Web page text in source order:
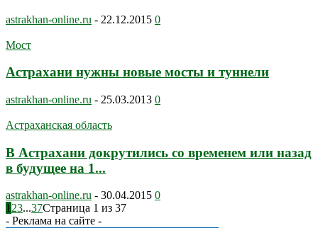
astrakhan-online.ru - 22.12.2015 0
Мост
Астрахани нужны новые мосты и туннели
astrakhan-online.ru - 25.03.2013 0
Астраханская область
В Астрахани докрутились со временем или назад
в будущее на 1...
astrakhan-online.ru - 30.04.2015 0
123...37Страница 1 из 37
- Реклама на сайте -